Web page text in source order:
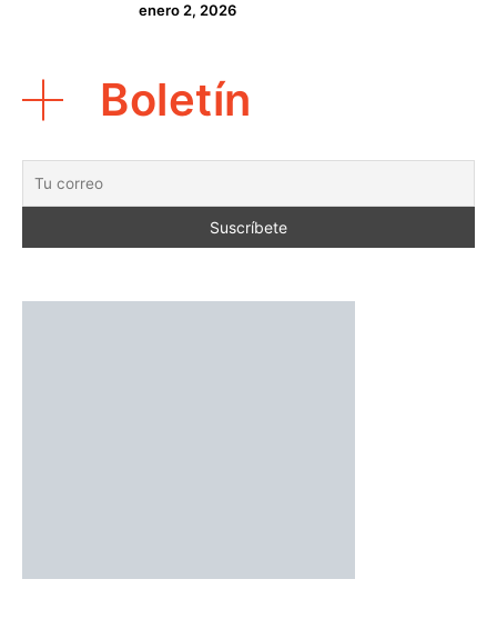
enero 2, 2026
Boletín